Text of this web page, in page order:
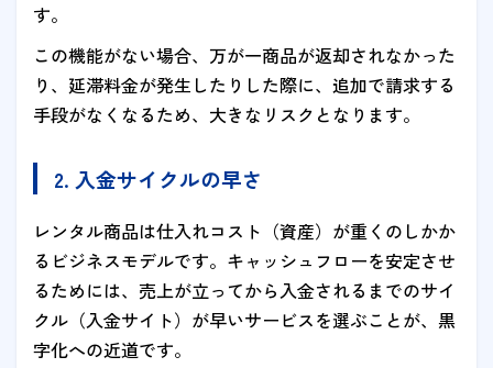
す。
この機能がない場合、万が一商品が返却されなかった
り、延滞料金が発生したりした際に、追加で請求する
手段がなくなるため、大きなリスクとなります。
2. 入金サイクルの早さ
レンタル商品は仕入れコスト（資産）が重くのしかか
るビジネスモデルです。キャッシュフローを安定させ
るためには、売上が立ってから入金されるまでのサイ
クル（入金サイト）が早いサービスを選ぶことが、黒
字化への近道です。